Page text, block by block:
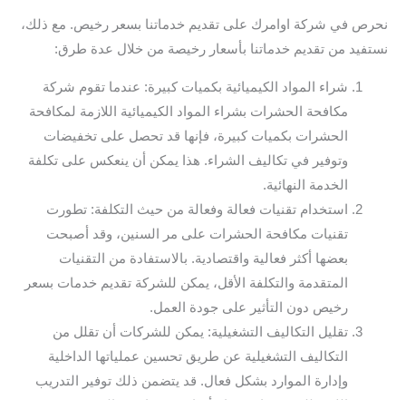
نحرص في شركة اوامرك على تقديم خدماتنا بسعر رخيص. مع ذلك،
نستفيد من تقديم خدماتنا بأسعار رخيصة من خلال عدة طرق:
شراء المواد الكيميائية بكميات كبيرة: عندما تقوم شركة
مكافحة الحشرات بشراء المواد الكيميائية اللازمة لمكافحة
الحشرات بكميات كبيرة، فإنها قد تحصل على تخفيضات
وتوفير في تكاليف الشراء. هذا يمكن أن ينعكس على تكلفة
الخدمة النهائية.
استخدام تقنيات فعالة وفعالة من حيث التكلفة: تطورت
تقنيات مكافحة الحشرات على مر السنين، وقد أصبحت
بعضها أكثر فعالية واقتصادية. بالاستفادة من التقنيات
المتقدمة والتكلفة الأقل، يمكن للشركة تقديم خدمات بسعر
رخيص دون التأثير على جودة العمل.
تقليل التكاليف التشغيلية: يمكن للشركات أن تقلل من
التكاليف التشغيلية عن طريق تحسين عملياتها الداخلية
وإدارة الموارد بشكل فعال. قد يتضمن ذلك توفير التدريب